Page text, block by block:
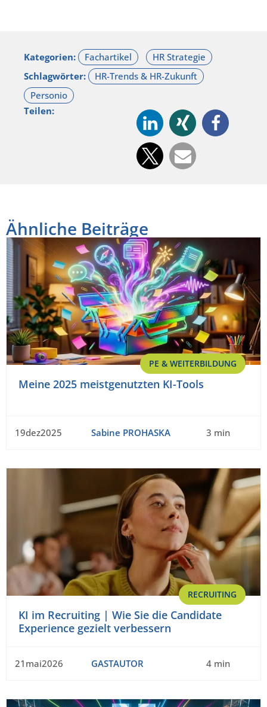
Kategorien:
Schlagwörter:
Teilen:
Ähnliche Beiträge
PE & WEITERBILDUNG
Meine 2025 meistgenutzten KI-Tools
19dez2025 Sabine PROHASKA 3 min
RECRUITING
KI im Recruiting | Wie Sie die Candidate
Experience gezielt verbessern
21mai2026 GASTAUTOR 4 min